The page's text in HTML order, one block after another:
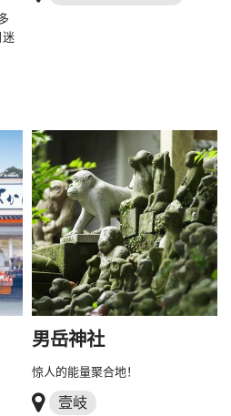
迷
男岳神社
惊人的能量聚合地！
壹岐